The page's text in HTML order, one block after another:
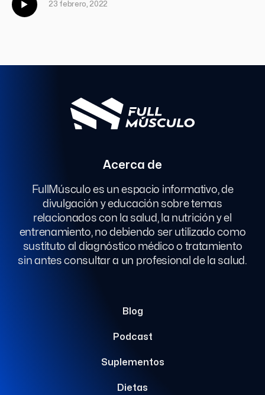
23 febrero, 2022
Acerca de
FullMúsculo es un espacio informativo, de
divulgación y educación sobre temas
relacionados con la salud, la nutrición y el
entrenamiento, no debiendo ser utilizado como
sustituto al diagnóstico médico o tratamiento
sin antes consultar a un profesional de la salud.
Blog
Podcast
Suplementos
Dietas